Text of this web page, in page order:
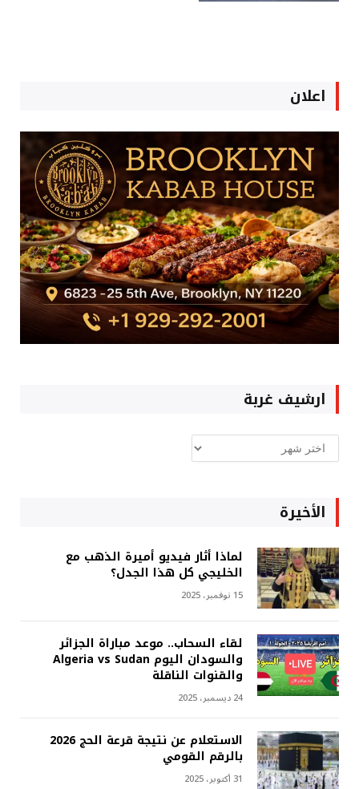
اعلان
ارشيف غربة
ارشيف
غربة
الأخيرة
لماذا أثار فيديو أميرة الذهب مع
الخليجي كل هذا الجدل؟
15 نوفمبر، 2025
لقاء السحاب.. موعد مباراة الجزائر
والسودان اليوم Algeria vs Sudan
والقنوات الناقلة
24 ديسمبر، 2025
الاستعلام عن نتيجة قرعة الحج 2026
بالرقم القومي
31 أكتوبر، 2025